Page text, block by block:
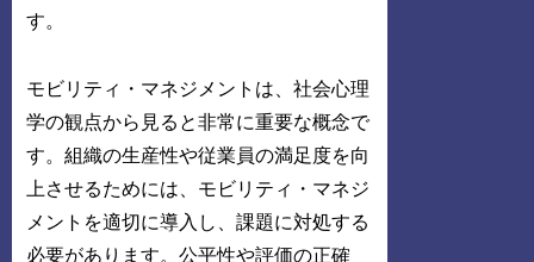
す。
モビリティ・マネジメントは、社会心理
学の観点から見ると非常に重要な概念で
す。組織の生産性や従業員の満足度を向
上させるためには、モビリティ・マネジ
メントを適切に導入し、課題に対処する
必要があります。公平性や評価の正確